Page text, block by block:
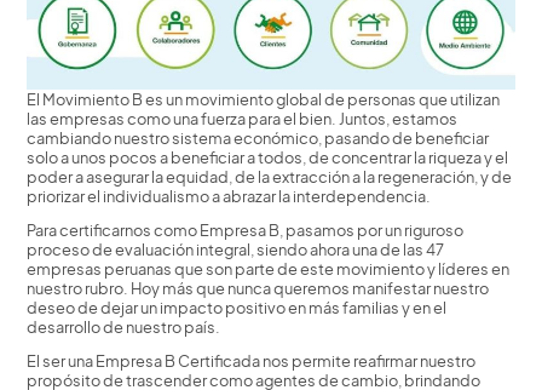
El Movimiento B es un movimiento global de personas que utilizan
las empresas como una fuerza para el bien. Juntos, estamos
cambiando nuestro sistema económico, pasando de beneficiar
solo a unos pocos a beneficiar a todos, de concentrar la riqueza y el
poder a asegurar la equidad, de la extracción a la regeneración, y de
priorizar el individualismo a abrazar la interdependencia.
Para certificarnos como Empresa B, pasamos por un riguroso
proceso de evaluación integral, siendo ahora una de las 47
empresas peruanas que son parte de este movimiento y líderes en
nuestro rubro. Hoy más que nunca queremos manifestar nuestro
deseo de dejar un impacto positivo en más familias y en el
desarrollo de nuestro país.
El ser una Empresa B Certificada nos permite reafirmar nuestro
propósito de trascender como agentes de cambio, brindando